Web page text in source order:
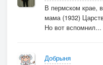
В пермском крае,
мама (1932)
Но вот вспомнил...
Добрыня